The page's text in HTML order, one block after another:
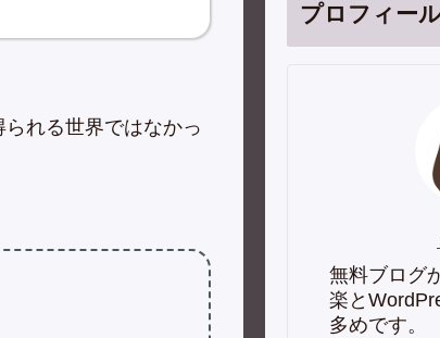
れる世界ではなかっ
プロフィー
無料ブログ
楽と
多めです。